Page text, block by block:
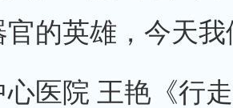
官的英雄，今天
医院 王艳《行